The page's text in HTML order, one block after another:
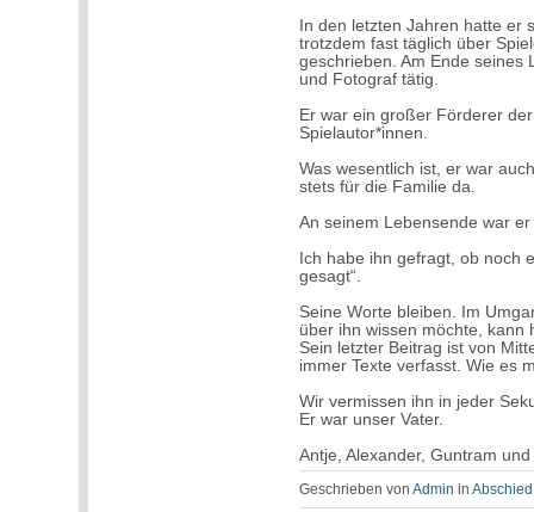
In den letzten Jahren hatte er
trotzdem fast täglich über
geschrieben. Am Ende seines
und Fotograf tätig.
Er war ein großer Förderer
Spielautor*innen.
Was wesentlich ist, er war
stets für die Familie da.
An seinem Lebensende war
Ich habe ihn gefragt, ob noch
gesagt“.
Seine Worte bleiben. Im
über ihn wissen möchte, kann
Sein letzter Beitrag ist von
immer Texte verfasst. Wie es
Wir vermissen ihn in jeder
Er war unser Vater.
Antje, Alexander, Guntram
Geschrieben vonAdmin inAbschied